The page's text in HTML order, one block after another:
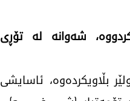
شەوانە لە تۆڕی
ئاسایشی هەولێر بڵاویکردەوە، ئاسایشی